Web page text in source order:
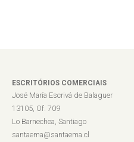
ESCRITÓRIOS COMERCIAIS
José María Escrivá de Balaguer
13105, Of. 709
Lo Barnechea, Santiago
santaema@santaema.cl